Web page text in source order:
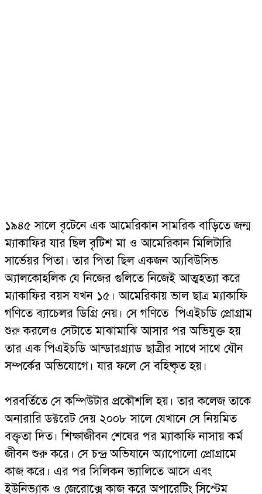
১৯৪৫ সালে বৃটেনে এক আমেরিকান সামরিক বাড়িতে জন্ম
ম্যাকাফির যার ছিল বৃটিশ মা ও আমেরিকান মিলিটারি
সার্ভেয়র পিতা। তার পিতা ছিল একজন অ্যবিউসিভ
অ্যালকোহলিক যে নিজের গুলিতে নিজেই আত্মহত্যা করে
ম্যাকাফির বয়স যখন ১৫। আমেরিকায় ভাল ছাত্র ম্যাকাফি
গণিতে ব্যাচেলর ডিগ্রি নেয়। সে গণিতে পিএইচডি প্রোগ্রাম
শুরু করলেও সেটাতে মাঝামাঝি আসার পর অভিযুক্ত হয়
তার এক পিএইচডি আন্ডারগ্র্যাড ছাত্রীর সাথে সাথে যৌন
সম্পর্কের অভিযোগে। যার ফলে সে বহিষ্কৃত হয়।
পরবর্তিতে সে কম্পিউটার প্রকৌশলি হয়। তার কলেজ তাকে
অনারারি ডক্টরেট দেয় ২০০৮ সালে যেখানে সে নিয়মিত
বক্তৃতা দিত। শিক্ষাজীবন শেষের পর ম্যাকাফি নাসায় কর্ম
জীবন শুরু করে। সে চন্দ্র অভিযানে অ্যাপোলো প্রোগ্রামে
কাজ করে। এর পর সিলিকন ভ্যালিতে আসে এবং
ইউনিভ্যাক ও জেরোক্সে কাজ করে অপারেটিং সিস্টেম